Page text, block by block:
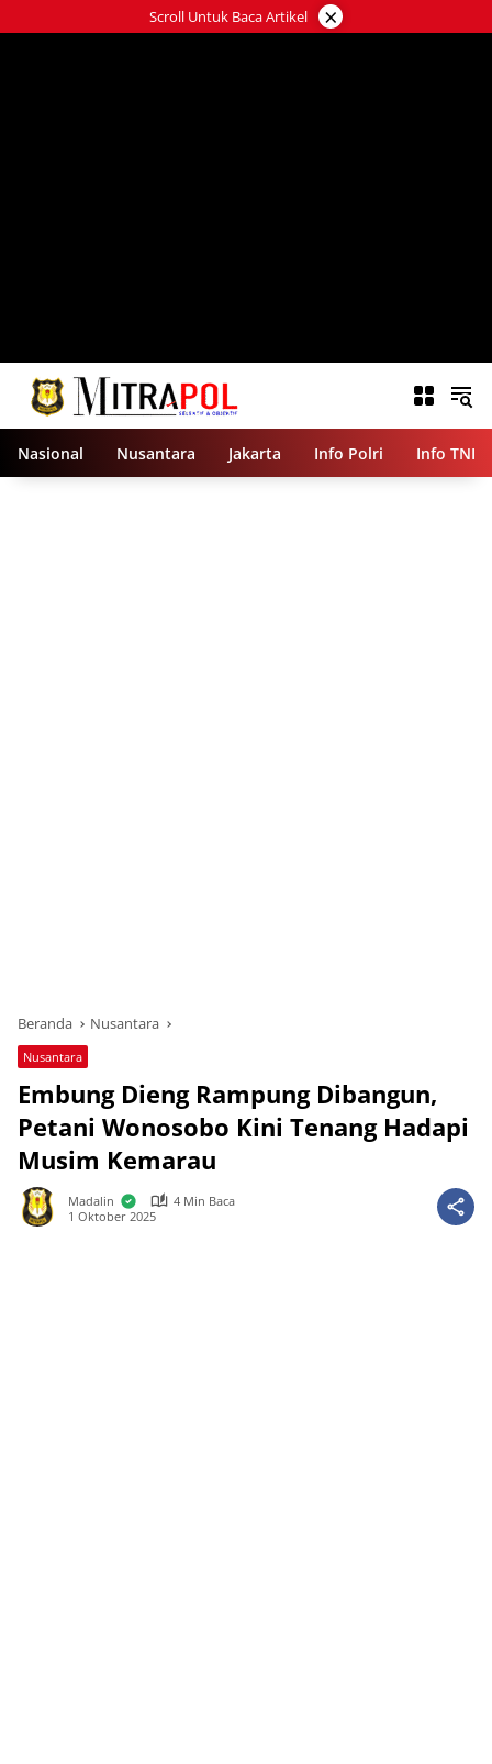
ke
Scroll Untuk Baca Artikel ×
Nasional Nusantara Jakarta Info Polri Info TNI
Beranda Nusantara
Nusantara
Embung Dieng Rampung Dibangun,
Petani Wonosobo Kini Tenang Hadapi
Musim Kemarau
Madalin
4 Min Baca
1 Oktober 2025